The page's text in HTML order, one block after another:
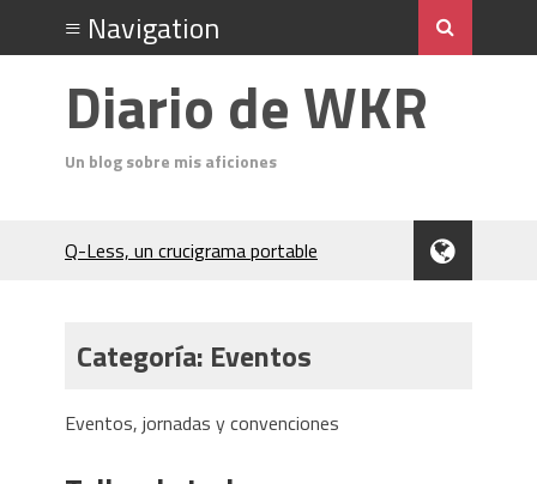
Diario de WKR
Un blog sobre mis aficiones
Q-Less, un crucigrama portable
Destripador
Flip 5 póquer
Categoría: Eventos
Eventos, jornadas y convenciones